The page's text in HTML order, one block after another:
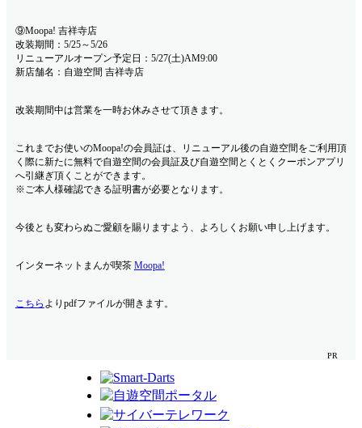
⑨Moopa! 吉祥寺店
改装期間：5/25～5/26
リニューアルオープン予定日：5/27(土)AM9:00
新店舗名：自遊空間 吉祥寺店
改装期間中は営業を一時お休みさせて頂きます。
これまでお使いのMoopa!の会員証は、リニューアル後の自遊空間をご利用頂
く際に新たに無料で自遊空間の会員証及び自遊空間とくとくクーポンアプリ
へ引継ぎ頂くことができます。
※ご本人様確認できる証明書が必要となります。
今後とも変わらぬご愛顧を賜りますよう、よろしくお願い申し上げます。
インターネットまんが喫茶 Moopa!
こちら よりpdfファイルが開きます。
PR